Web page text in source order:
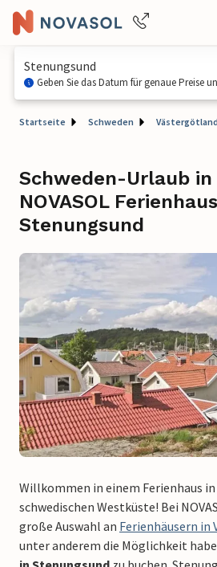
Stenungsund
Geben Sie das Datum für genaue Preise
Startseite Schweden Västergötland
Schweden-Urlaub in
NOVASOL
Stenungsund
Willkommen in einem Ferienhaus
schwedischen Westküste! Bei
große Auswahl an Ferienhäusern in
unter anderem die Möglichkeit